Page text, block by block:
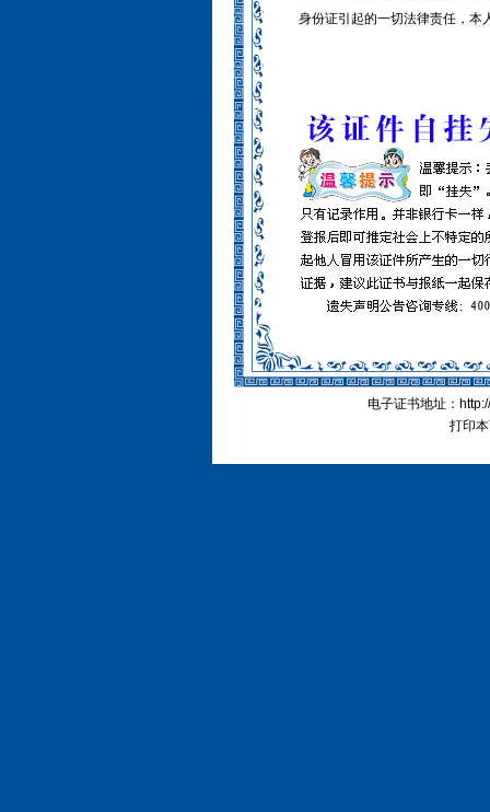
身份证引起的一切法律责任，本
电子证书地址：
打印